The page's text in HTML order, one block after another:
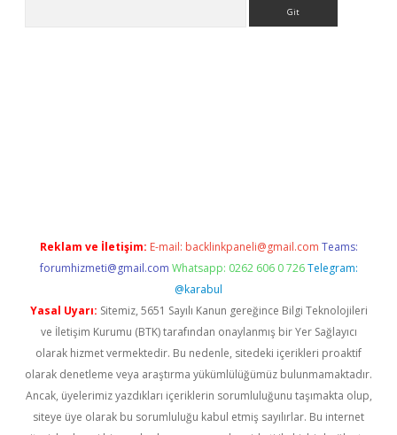
Reklam ve İletişim: E-mail: backlinkpaneli@gmail.com Teams:
forumhizmeti@gmail.com Whatsapp: 0262 606 0 726 Telegram:
@karabul
Yasal Uyarı: Sitemiz, 5651 Sayılı Kanun gereğince Bilgi Teknolojileri
ve İletişim Kurumu (BTK) tarafından onaylanmış bir Yer Sağlayıcı
olarak hizmet vermektedir. Bu nedenle, sitedeki içerikleri proaktif
olarak denetleme veya araştırma yükümlülüğümüz bulunmamaktadır.
Ancak, üyelerimiz yazdıkları içeriklerin sorumluluğunu taşımakta olup,
siteye üye olarak bu sorumluluğu kabul etmiş sayılırlar. Bu internet